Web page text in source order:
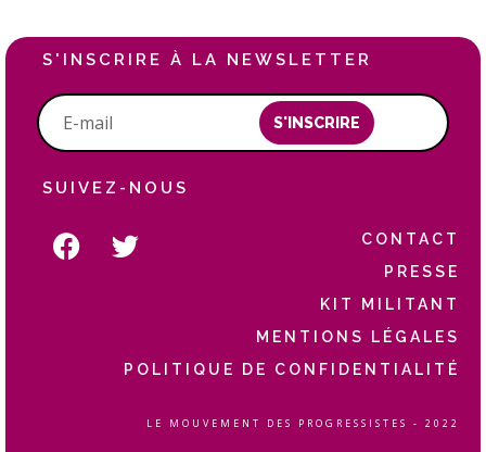
S'INSCRIRE À LA NEWSLETTER
S'INSCRIRE
SUIVEZ-NOUS
CONTACT
PRESSE
KIT MILITANT
MENTIONS LÉGALES
POLITIQUE DE CONFIDENTIALITÉ
LE MOUVEMENT DES PROGRESSISTES - 2022